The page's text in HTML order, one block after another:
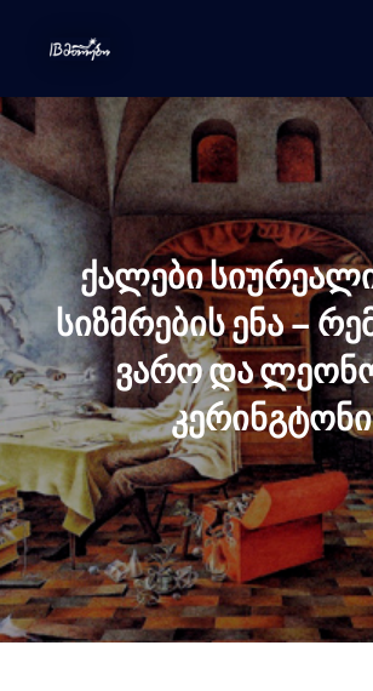
ქალები
სიზმრების ენა –
ვარო და
კერინგტონი